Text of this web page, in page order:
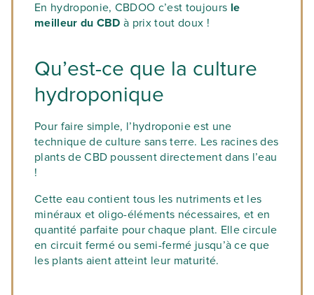
En hydroponie, CBDOO c’est toujours le
meilleur du CBDà prix tout doux !
Qu’est-ce que la culture
hydroponique
Pour faire simple, l’hydroponie est une
technique de culture sans terre. Les racines des
plants de CBD poussent directement dans l’eau
!
Cette eau contient tous les nutriments et les
minéraux et oligo-éléments nécessaires, et en
quantité parfaite pour chaque plant. Elle circule
en circuit fermé ou semi-fermé jusqu’à ce que
les plants aient atteint leur maturité.